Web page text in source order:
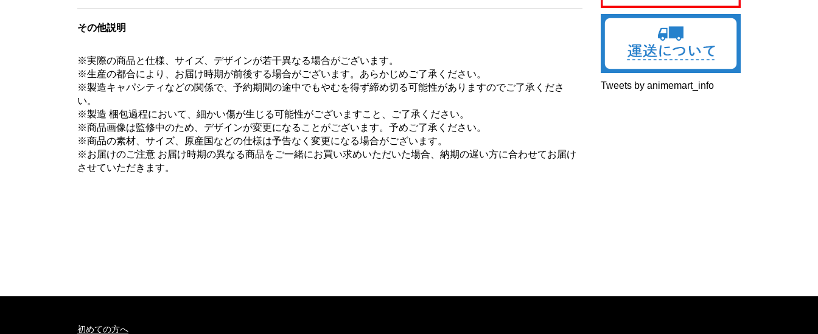
その他説明
※実際の商品と仕様、サイズ、デザインが若干異なる場合がございます。
※生産の都合により、お届け時期が前後する場合がございます。あらかじめご了承ください。
※製造キャパシティなどの関係で、予約期間の途中でもやむを得ず締め切る可能性がありますのでご了承くださ
い。
※製造 梱包過程において、細かい傷が生じる可能性がございますこと、ご了承ください。
※商品画像は監修中のため、デザインが変更になることがございます。予めご了承ください。
※商品の素材、サイズ、原産国などの仕様は予告なく変更になる場合がございます。
※お届けのご注意 お届け時期の異なる商品をご一緒にお買い求めいただいた場合、納期の遅い方に合わせてお届け
させていただきます。
Tweets by animemart_info
初めての方へ